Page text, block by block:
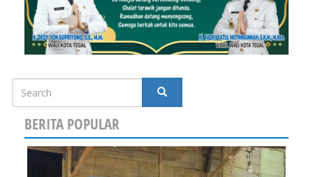
Search
SEARCH
BERITA POPULAR